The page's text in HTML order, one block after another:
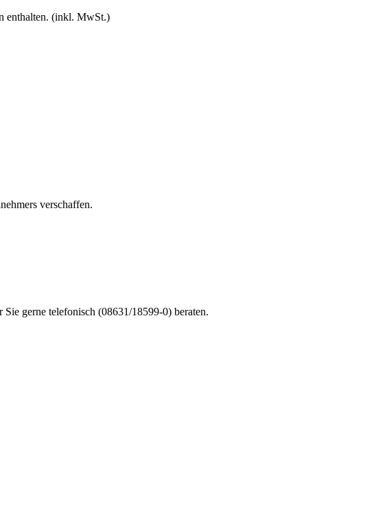
enthalten. (inkl. MwSt.)
verschaffen.
gerne telefonisch (08631/18599-0) beraten.